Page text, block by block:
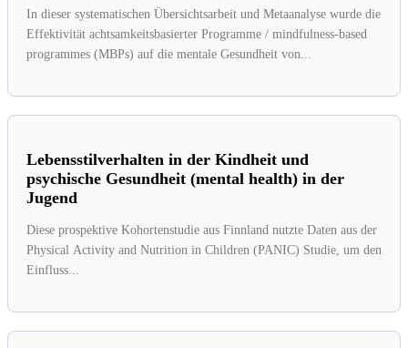
In dieser systematischen Übersichtsarbeit und Metaanalyse wurde die
Effektivität achtsamkeitsbasierter Programme / mindfulness-based
programmes (MBPs) auf die mentale Gesundheit von...
Lebensstilverhalten in der Kindheit und
psychische Gesundheit (mental health) in der
Jugend
Diese prospektive Kohortenstudie aus Finnland nutzte Daten aus der
Physical Activity and Nutrition in Children (PANIC) Studie, um den
Einfluss...